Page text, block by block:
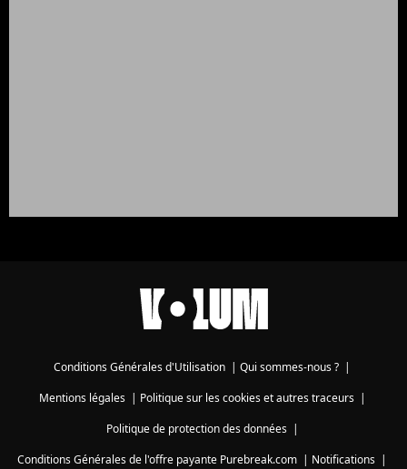
Conditions Générales d'Utilisation | Qui sommes-nous ? |
Mentions légales| Politique sur les cookies et autres traceurs|
Politique de protection des données|
Conditions Générales de l'offre payante Purebreak.com | Notifications |